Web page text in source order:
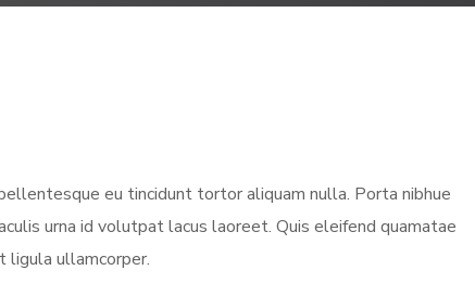
eu tincidunt tortor aliquam nulla. Porta nibhue
urna id volutpat lacus laoreet. Quis eleifend quamatae
ligula ullamcorper.